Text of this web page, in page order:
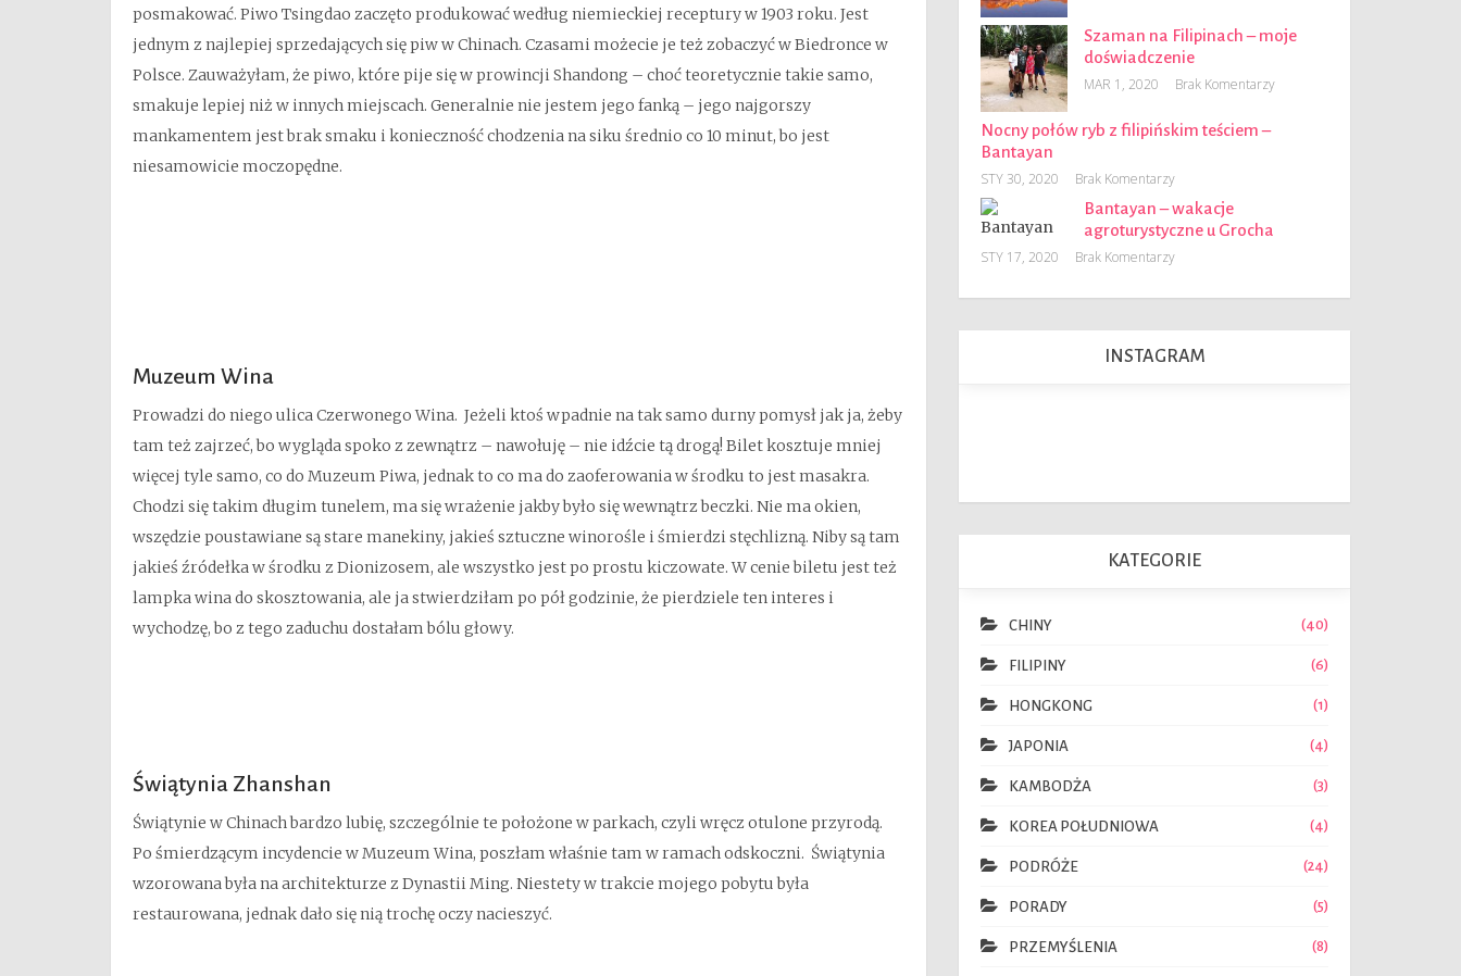
posmakować. Piwo Tsingdao zaczęto produkować według niemieckiej receptury w 1903 roku. Jest
jednym z najlepiej sprzedających się piw w Chinach. Czasami możecie je też zobaczyć w Biedronce w
Polsce. Zauważyłam, że piwo, które pije się w prowincji Shandong – choć teoretycznie takie samo,
smakuje lepiej niż w innych miejscach. Generalnie nie jestem jego fanką – jego najgorszy
mankamentem jest brak smaku i konieczność chodzenia na siku średnio co 10 minut, bo jest
niesamowicie moczopędne.
Muzeum Wina
Prowadzi do niego ulica Czerwonego Wina. Jeżeli ktoś wpadnie na tak samo durny pomysł jak ja, żeby
tam też zajrzeć, bo wygląda spoko z zewnątrz – nawołuję – nie idźcie tą drogą! Bilet kosztuje mniej
więcej tyle samo, co do Muzeum Piwa, jednak to co ma do zaoferowania w środku to jest masakra.
Chodzi się takim długim tunelem, ma się wrażenie jakby było się wewnątrz beczki. Nie ma okien,
wszędzie poustawiane są stare manekiny, jakieś sztuczne winorośle i śmierdzi stęchlizną. Niby są tam
jakieś źródełka w środku z Dionizosem, ale wszystko jest po prostu kiczowate. W cenie biletu jest też
lampka wina do skosztowania, ale ja stwierdziłam po pół godzinie, że pierdziele ten interes i
wychodzę, bo z tego zaduchu dostałam bólu głowy.
Świątynia Zhanshan
Świątynie w Chinach bardzo lubię, szczególnie te położone w parkach, czyli wręcz otulone przyrodą.
Po śmierdzącym incydencie w Muzeum Wina, poszłam właśnie tam w ramach odskoczni. Świątynia
wzorowana była na architekturze z Dynastii Ming. Niestety w trakcie mojego pobytu była
restaurowana, jednak dało się nią trochę oczy nacieszyć.
Szaman na Filipinach – moje
doświadczenie
MAR 1, 2020
Brak Komentarzy
Nocny połów ryb z filipińskim teściem –
Bantayan
STY 30, 2020
Brak Komentarzy
Bantayan – wakacje
agroturystyczne u Grocha
STY 17, 2020
Brak Komentarzy
INSTAGRAM
KATEGORIE
CHINY 40
FILIPINY 6
HONGKONG 1
JAPONIA 4
KAMBODŻA 3
KOREA POŁUDNIOWA 4
PODRÓŻE 24
PORADY 5
PRZEMYŚLENIA 8